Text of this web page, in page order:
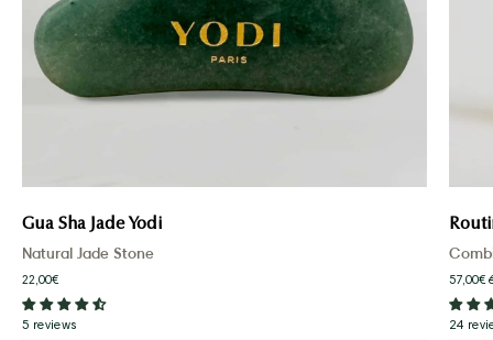
Gua Sha Jade Yodi
Natural Jade Stone
22,00€
5 reviews
57,00€
24